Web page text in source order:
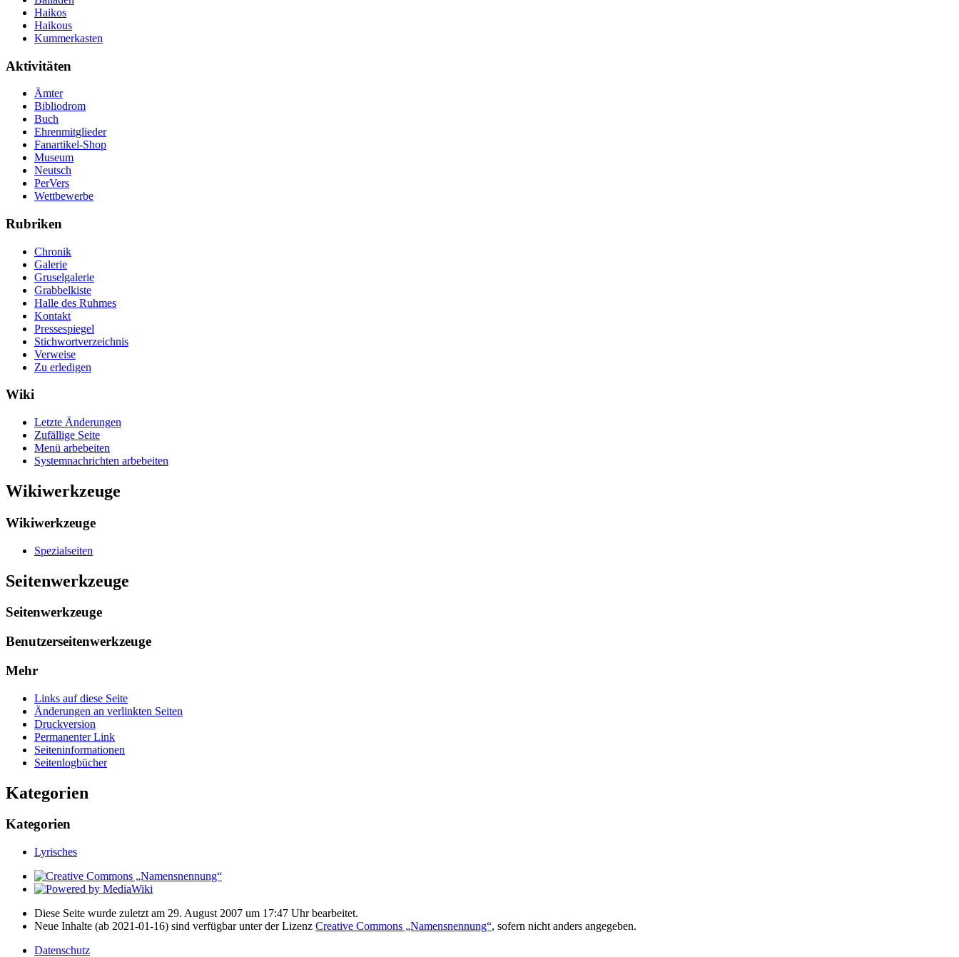
Haikos
Haikous
Kummerkasten
Aktivitäten
Ämter
Bibliodrom
Buch
Ehrenmitglieder
Fanartikel-Shop
Museum
Neutsch
PerVers
Wettbewerbe
Rubriken
Chronik
Galerie
Gruselgalerie
Grabbelkiste
Halle des Ruhmes
Kontakt
Pressespiegel
Stichwortverzeichnis
Verweise
Zu erledigen
Wiki
Letzte Änderungen
Zufällige Seite
Menü arbebeiten
Systemnachrichten arbebeiten
Wikiwerkzeuge
Wikiwerkzeuge
Spezialseiten
Seitenwerkzeuge
Seitenwerkzeuge
Benutzerseitenwerkzeuge
Mehr
Links auf diese Seite
Änderungen an verlinkten Seiten
Druckversion
Permanenter Link
Seiten­­informationen
Seitenlogbücher
Kategorien
Kategorien
Lyrisches
Diese Seite wurde zuletzt am 29. August 2007 um 17:47 Uhr bearbeitet.
Neue Inhalte (ab 2021-01-16) sind verfügbar unter der Lizenz Creative Commons „Namensnennung“, sofern nicht anders angegeben.
Datenschutz